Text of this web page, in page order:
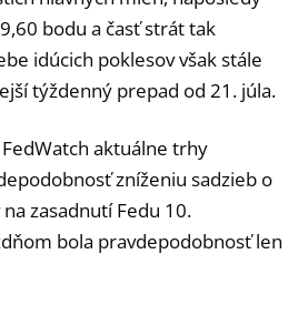
bodu a časť strát tak
idúcich poklesov však stále
týždenný prepad od 21. júla.
aktuálne trhy
zníženiu sadzieb o
zasadnutí Fedu 10.
bola pravdepodobnosť len